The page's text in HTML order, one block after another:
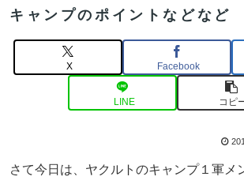
キャンプのポイントなどなど
X Facebook
LINE コピ
さて今日は、ヤクルトのキャンプ１軍メ